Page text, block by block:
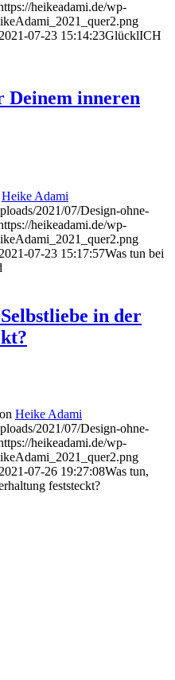
heikeadami.de/wp-
2021-07-23 15:14:23GlücklICH
Deinem inneren
Heike Adami
2021/07/Design-ohne-
heikeadami.de/wp-
2021-07-23 15:17:57Was tun bei
in der
Heike Adami
2021/07/Design-ohne-
heikeadami.de/wp-
2021-07-26 19:27:08Was tun,
feststeckt?